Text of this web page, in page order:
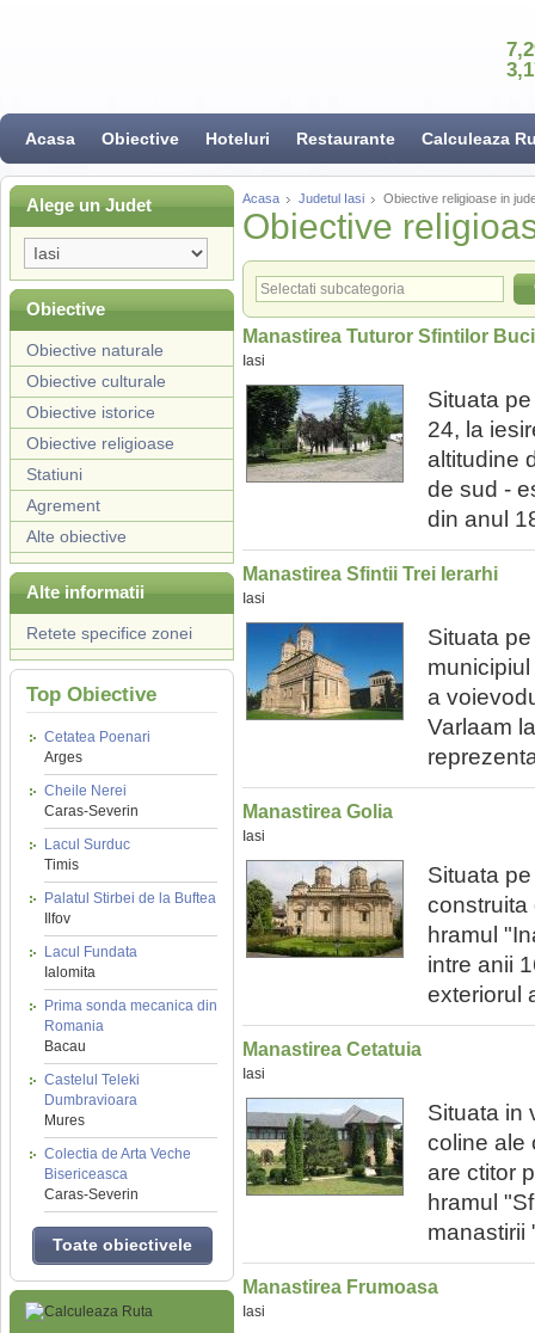
Acasa Obiective Hoteluri Restaurante Calculeaza
Alege un Judet
Obiective
Obiective naturale
Obiective culturale
Obiective istorice
Obiective religioase
Statiuni
Agrement
Alte obiective
Alte informatii
Retete specifice zonei
Top Obiective
Cetatea Poenari
Arges
Cheile Nerei
Caras-Severin
Lacul Surduc
Timis
Palatul Stirbei de la Buftea
Ilfov
Lacul Fundata
Ialomita
Prima sonda mecanica din
Romania
Bacau
Castelul Teleki
Dumbravioara
Mures
Colectia de Arta Veche
Bisericeasca
Caras-Severin
Toate obiectivele
Acasa Judetul Iasi Obiective religioase in
Obiective
Manastirea Tuturor Sfintilor
Iasi
Situata
24, la
altitudine
de sud -
din anul
Manastirea Sfintii Trei Ierarhi
Iasi
Situata
a
Varlaam
Manastirea Golia
Iasi
Situata
construita
hramul
intre anii
exteriorul
Manastirea Cetatuia
Iasi
Situata in
coline ale
are ctitor
hramul
manastirii
Manastirea Frumoasa
Iasi